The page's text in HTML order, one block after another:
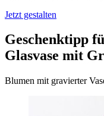
Jetzt gestalten
Geschenktipp
Glasvase mit
Blumen mit gravierter